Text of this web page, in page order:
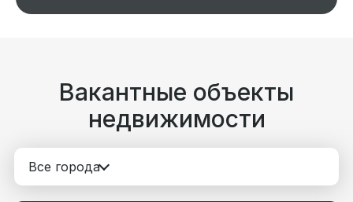
Вакантные объекты
недвижимости
Все города